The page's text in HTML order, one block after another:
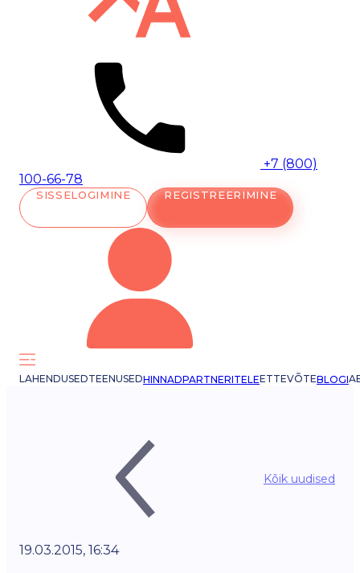
+7 (800)
100-66-78
SISSELOGIMINE REGISTREERIMINE
LAHENDUSEDTEENUSEDHINNADPARTNERITELEETTEVÕTEBLOGI
Kõik uudised
19.03.2015, 16:34